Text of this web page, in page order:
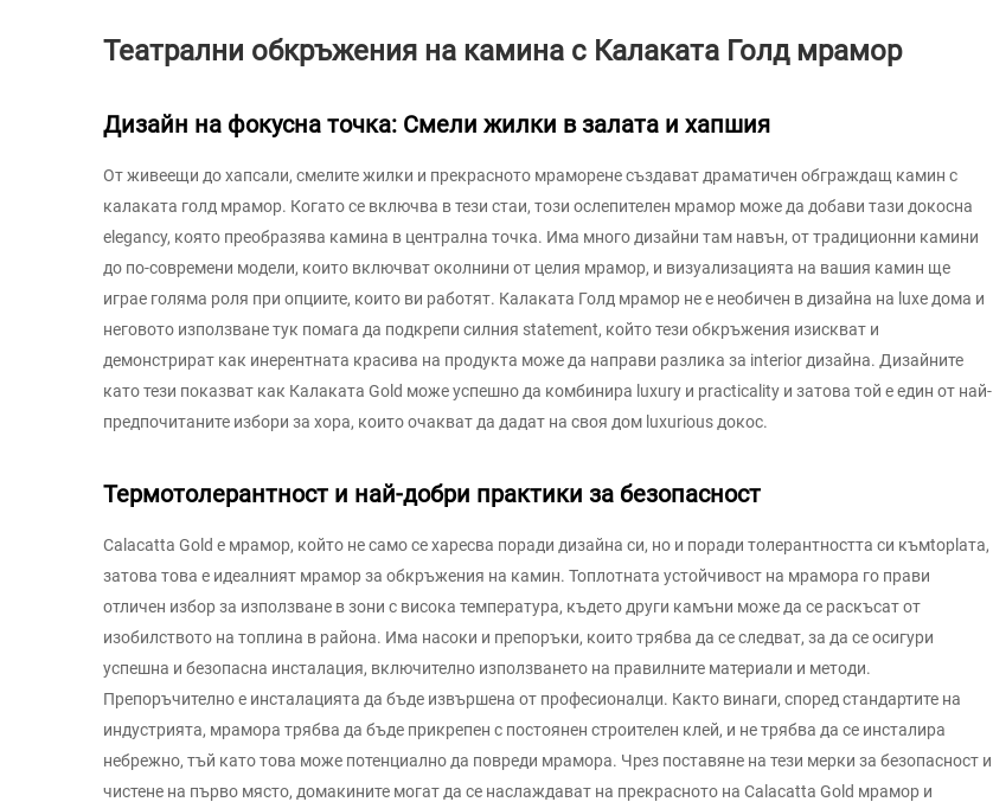
Театрални обкръжения на камина с Калаката Голд мрамор
Дизайн на фокусна точка: Смели жилки в залата и хапшия
От живеещи до хапсали, смелите жилки и прекрасното мраморене създават драматичен обграждащ камин с
калаката голд мрамор. Когато се включва в тези стаи, този ослепителен мрамор може да добави тази докосна
elegancy, която преобразява камина в централна точка. Има много дизайни там навън, от традиционни камини
до по-современи модели, които включват околнини от целия мрамор, и визуализацията на вашия камин ще
играе голяма роля при опциите, които ви работят. Калаката Голд мрамор не е необичен в дизайна на luxe дома и
неговото използване тук помага да подкрепи силния statement, който тези обкръжения изискват и
демонстрират как инерентната красива на продукта може да направи разлика за interior дизайна. Дизайните
като тези показват как Калаката Gold може успешно да комбинира luxury и practicality и затова той е един от най-
предпочитаните избори за хора, които очакват да дадат на своя дом luxurious докос.
Термотолерантност и най-добри практики за безопасност
Calacatta Gold е мрамор, който не само се харесва поради дизайна си, но и поради толерантността си къмtoplата,
затова това е идеалният мрамор за обкръжения на камин. Топлотната устойчивост на мрамора го прави
отличен избор за използване в зони с висока температура, където други камъни може да се раскъсат от
изобилството на топлина в района. Има насоки и препоръки, които трябва да се следват, за да се осигури
успешна и безопасна инсталация, включително използването на правилните материали и методи.
Препоръчително е инсталацията да бъде извършена от професионалци. Както винаги, според стандартите на
индустрията, мрамора трябва да бъде прикрепен с постоянен строителен клей, и не трябва да се инсталира
небрежно, тъй като това може потенциално да повреди мрамора. Чрез поставяне на тези мерки за безопасност и
чистене на първо място, домакините могат да се наслаждават на прекрасното на Calacatta Gold мрамор и